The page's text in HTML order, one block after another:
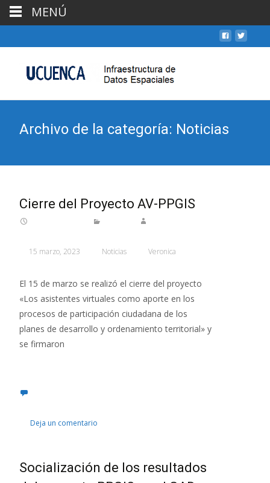
Archivo de la categoría: Noticias
Cierre del Proyecto AV-PPGIS
15 marzo, 2023 Noticias Veronica
El 15 de marzo se realizó el cierre del proyecto
«Los asistentes virtuales como aporte en los
procesos de participación ciudadana de los
planes de desarrollo y ordenamiento territorial» y
se firmaron
Deja un comentario
Socialización de los resultados
MENÚ